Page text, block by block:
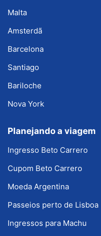
Malta
Amsterdã
Barcelona
Santiago
Bariloche
Nova York
Planejando a viagem
Ingresso Beto Carrero
Cupom Beto Carrero
Moeda Argentina
Passeios perto de Lisboa
Ingressos para Machu